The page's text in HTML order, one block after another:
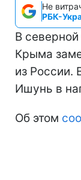
Не
РБК-
В северной
Крыма
из России.
Ишунь в
Об этом